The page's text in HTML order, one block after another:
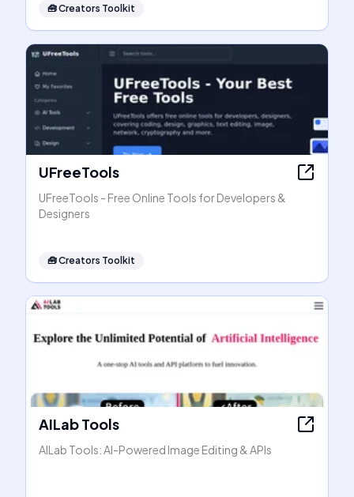
🧰Creators Toolkit
UFreeTools
UFreeTools - Free Online Tools for Developers &
Designers
🧰Creators Toolkit
AILab Tools
AILab Tools: AI-Powered Image Editing & APIs